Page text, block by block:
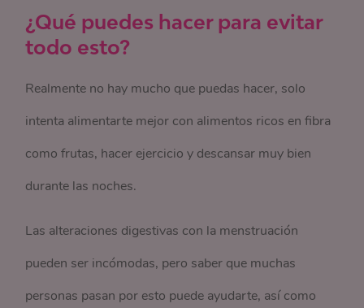
¿Qué puedes hacer para evitar
todo esto?
Realmente no hay mucho que puedas hacer, solo
intenta alimentarte mejor con alimentos ricos en fibra
como frutas, hacer ejercicio y descansar muy bien
durante las noches.
Las alteraciones digestivas con la menstruación
pueden ser incómodas, pero saber que muchas
personas pasan por esto puede ayudarte, así como